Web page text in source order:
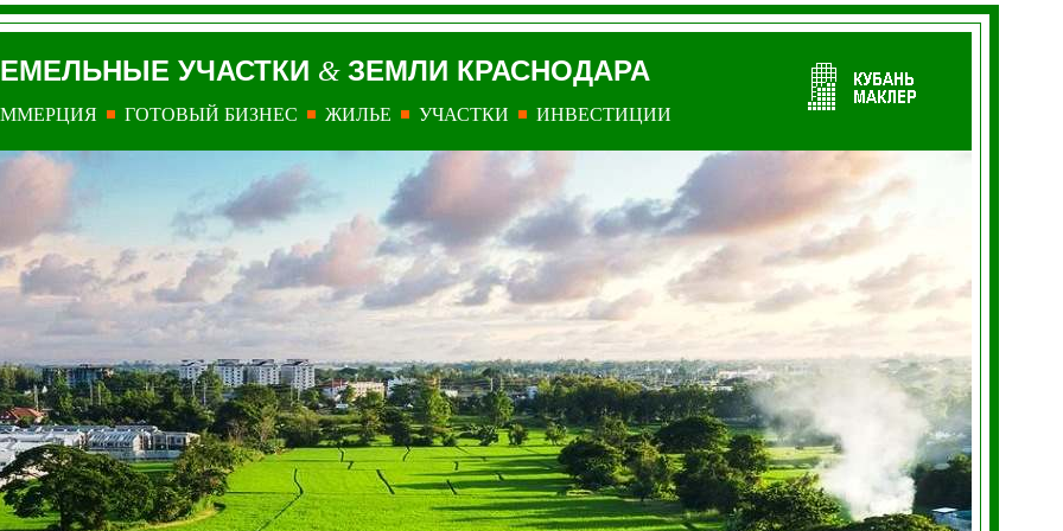
УЧАСТКИ & ЗЕМЛИ КРАСНОДАРА
ГОТОВЫЙ БИЗНЕС ЖИЛЬЕ УЧАСТКИ ИНВЕСТИЦИИ